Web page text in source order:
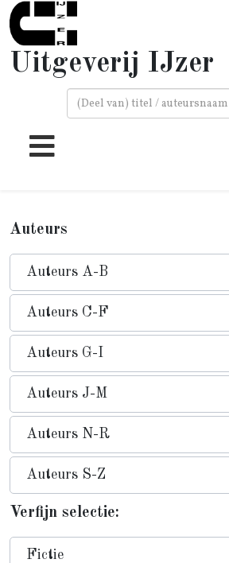
Uitgeverij IJzer
Auteurs
Auteurs A-B
Auteurs C-F
Auteurs G-I
Auteurs J-M
Auteurs N-R
Auteurs S-Z
Verfijn selectie:
Fictie